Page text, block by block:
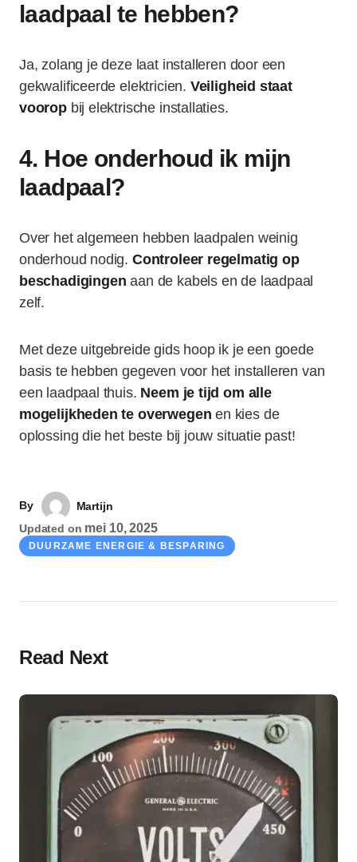
laadpaal te hebben?
Ja, zolang je deze laat installeren door een
gekwalificeerde elektricien. Veiligheid staat
vooropbij elektrische installaties.
4. Hoe onderhoud ik mijn
laadpaal?
Over het algemeen hebben laadpalen weinig
onderhoud nodig. Controleer regelmatig op
beschadigingen aan de kabels en de laadpaal
zelf.
Met deze uitgebreide gids hoop ik je een goede
basis te hebben gegeven voor het installeren van
een laadpaal thuis. Neem je tijd om alle
mogelijkheden te overwegen en kies de
oplossing die het beste bij jouw situatie past!
By
Martijn
Updated on mei 10, 2025
DUURZAME ENERGIE & BESPARING
Read Next